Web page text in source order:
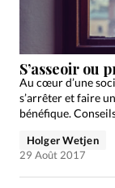
S’asseoir ou
Au cœur d’une
s’arrêter et faire
bénéfique.
Holger Wetjen
29 Août 2017